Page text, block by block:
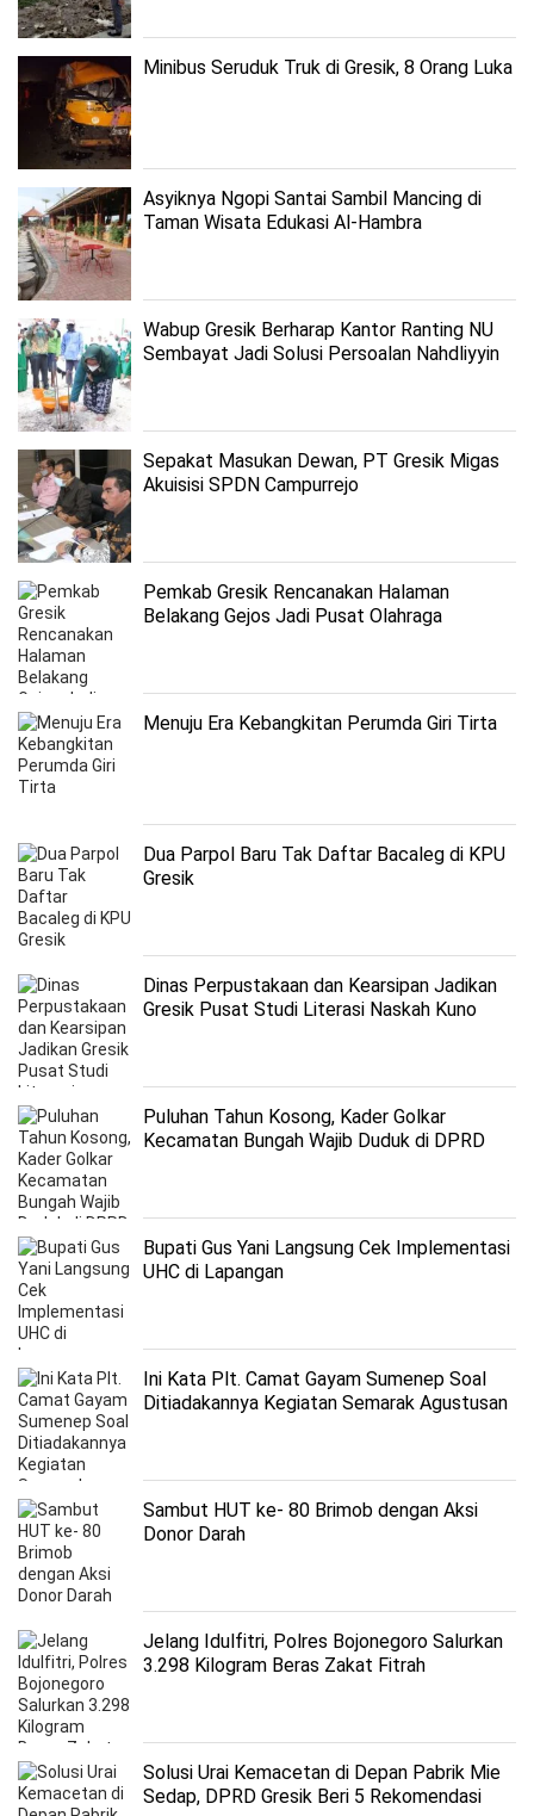
Minibus Seruduk Truk di Gresik, 8 Orang Luka
Asyiknya Ngopi Santai Sambil Mancing di
Taman Wisata Edukasi Al-Hambra
Wabup Gresik Berharap Kantor Ranting NU
Sembayat Jadi Solusi Persoalan Nahdliyyin
Sepakat Masukan Dewan, PT Gresik Migas
Akuisisi SPDN Campurrejo
Pemkab Gresik Rencanakan Halaman
Belakang Gejos Jadi Pusat Olahraga
Menuju Era Kebangkitan Perumda Giri Tirta
Dua Parpol Baru Tak Daftar Bacaleg di KPU
Gresik
Dinas Perpustakaan dan Kearsipan Jadikan
Gresik Pusat Studi Literasi Naskah Kuno
Puluhan Tahun Kosong, Kader Golkar
Kecamatan Bungah Wajib Duduk di DPRD
Bupati Gus Yani Langsung Cek Implementasi
UHC di Lapangan
Ini Kata Plt. Camat Gayam Sumenep Soal
Ditiadakannya Kegiatan Semarak Agustusan
Sambut HUT ke- 80 Brimob dengan Aksi
Donor Darah
Jelang Idulfitri, Polres Bojonegoro Salurkan
3.298 Kilogram Beras Zakat Fitrah
Solusi Urai Kemacetan di Depan Pabrik Mie
Sedap, DPRD Gresik Beri 5 Rekomendasi